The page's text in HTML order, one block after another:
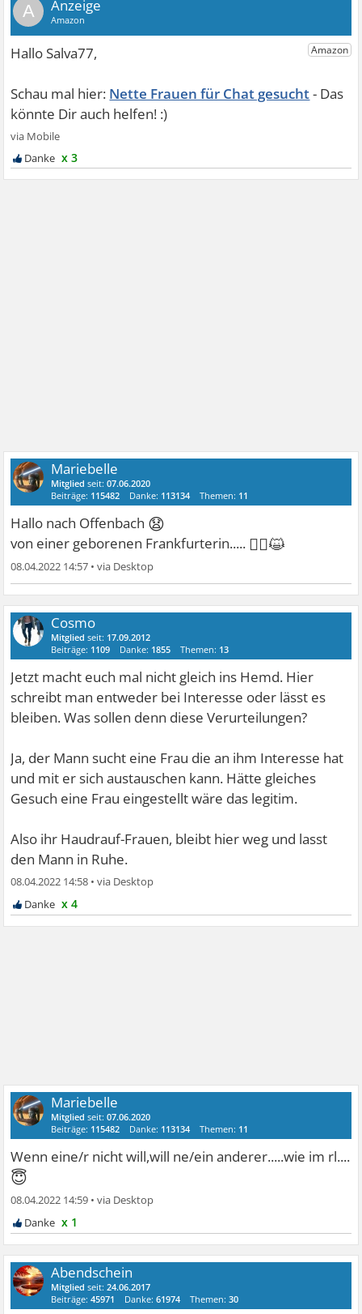
A
Nette Frauen für Chat gesucht
x 3
Mariebelle
Mitglied seit:07.06.2020
Beiträge: 115482 Danke: 113134 Themen: 11
Hallo nach Offenbach 😧
von einer geborenen Frankfurterin..... 👱‍♀😺
08.04.2022 14:57 •
Cosmo
Mitglied seit: 17.09.2012
Beiträge: 1109 Danke: 1855 Themen: 13
Jetzt macht euch mal nicht gleich ins Hemd. Hier
schreibt man entweder bei Interesse oder lässt es
bleiben. Was sollen denn diese Verurteilungen?
Ja, der Mann sucht eine Frau die an ihm Interesse hat
und mit er sich austauschen kann. Hätte gleiches
Gesuch eine Frau eingestellt wäre das legitim.
Also ihr Haudrauf-Frauen, bleibt hier weg und lasst
den Mann in Ruhe.
08.04.2022 14:58 •
x 4
Mariebelle
Mitglied seit:07.06.2020
Beiträge: 115482 Danke: 113134 Themen: 11
Wenn eine/r nicht will,will ne/ein anderer.....wie im rl....
😇
08.04.2022 14:59 •
x 1
Abendschein
Mitglied seit:24.06.2017
Beiträge:45971 Danke:61974 Themen:30